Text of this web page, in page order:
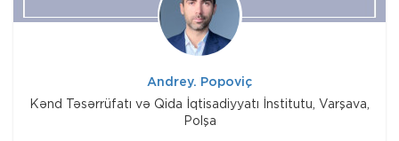
Andrey. Popoviç
Kənd Təsərrüfatı və Qida İqtisadiyyatı İnstitutu, Varşava,
Polşa